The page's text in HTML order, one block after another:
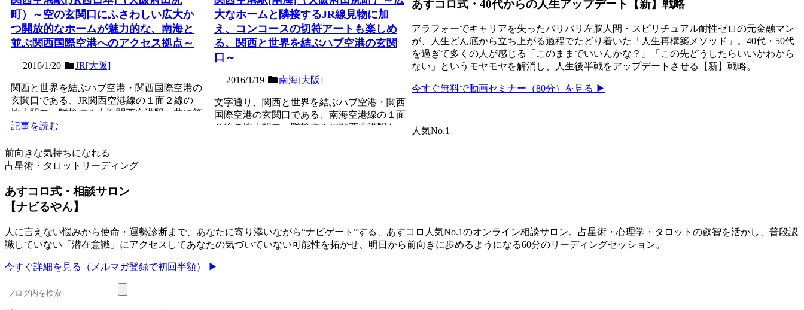
町）～空の玄関口にふさわしい広大か
つ開放的なホームが魅力的な、南海と
並ぶ関西国際空港へのアクセス拠点～
2016/1/20 JR[大阪]
関西と世界を結ぶハブ空港・関西国際空港の
玄関口である、JR関西空港線の１面２線の
地上駅で、隣接する南海関西空港駅と共に第
１回近畿の駅百選認定...
記事を読む
大なホームと隣接するJR線見物に加
え、コンコースの切符アートも楽しめ
る、関西と世界を結ぶハブ空港の玄関
口～
2016/1/19 南海[大阪]
文字通り、関西と世界を結ぶハブ空港・関西
国際空港の玄関口である、南海空港線の１面
２線の地上駅で、隣接するJR関西空港駅と
あすコロ式・40代からの人生アップデート【新】戦略
アラフォーでキャリアを失ったバリバリ左脳人間・スピリチュアル耐性ゼロの元金融マン
が、人生どん底から立ち上がる過程でたどり着いた「人生再構築メソッド」。40代・50代
を過ぎて多くの人が感じる「このままでいいんかな？」「この先どうしたらいいかわから
ない」というモヤモヤを解消し、人生後半戦をアップデートさせる【新】戦略。
今すぐ無料で動画セミナー（80分）を見る ▶
人気No.1
前向きな気持ちになれる
占星術・タロットリーディング
あすコロ式・相談サロン
【ナビるやん】
人に言えない悩みから使命・運勢診断まで、あなたに寄り添いながら“ナビゲート”する、あすコロ人気No.1のオンライン相談サロン。占星術・心理学・タロットの叡智を活かし、普段認
識していない「潜在意識」にアクセスしてあなたの気づいていない可能性を拓かせ、明日から前向きに歩めるようになる60分のリーディングセッション。
今すぐ詳細を見る（メルマガ登録で初回半額） ▶